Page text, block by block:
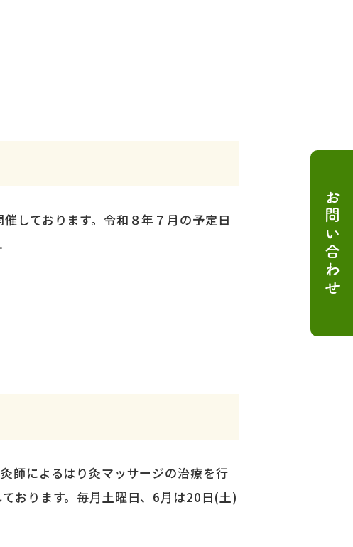
しております。令和８年７月の予定日
師によるはり灸マッサージの治療を行
おります。毎月土曜日、6月は20日(土)
お問い合わせ